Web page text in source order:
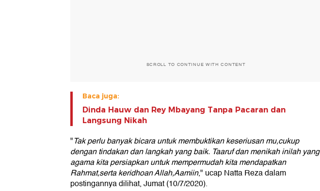
SCROLL TO CONTINUE WITH CONTENT
Baca juga:
Dinda Hauw dan Rey Mbayang Tanpa Pacaran dan
Langsung Nikah
"Tak perlu banyak bicara untuk membuktikan keseriusan mu,cukup
dengan tindakan dan langkah yang baik. Taaruf dan menikah inilah yang
agama kita persiapkan untuk mempermudah kita mendapatkan
Rahmat,serta keridhoan Allah,Aamiin," ucap Natta Reza dalam
postingannya dilihat, Jumat (10/7/2020).